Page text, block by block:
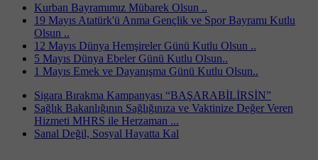
Kurban Bayramımız Mübarek Olsun ..
19 Mayıs Atatürk'ü Anma Gençlik ve Spor Bayramı Kutlu
Olsun ..
12 Mayıs Dünya Hemşireler Günü Kutlu Olsun ..
5 Mayıs Dünya Ebeler Günü Kutlu Olsun..
1 Mayıs Emek ve Dayanışma Günü Kutlu Olsun..
Sigara Bırakma Kampanyası “BAŞARABİLİRSİN”
Sağlık Bakanlığının Sağlığınıza ve Vaktinize Değer Veren
Hizmeti MHRS ile Herzaman ...
Sanal Değil, Sosyal Hayatta Kal